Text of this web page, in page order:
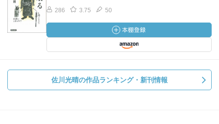
286 3.75 50
佐川光晴の作品ランキング・新刊情報